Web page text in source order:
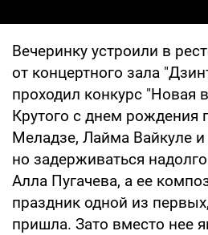
Вечеринку устроили в
от концертного зала
проходил конкурс "Новая
Крутого с днем рождения
Меладзе, Лайма Вайкуле
но задерживаться
Алла Пугачева, а ее
праздник одной из
пришла. Зато вместо нее